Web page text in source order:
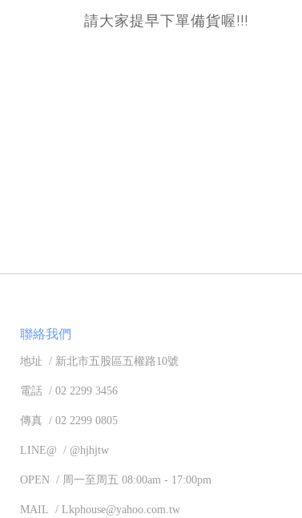
請大家提早下單備貨喔!!!
聯絡我們
地址 / 新北市五股區五權路10號
電話 / 02 2299 3456
傳真 / 02 2299 0805
LINE@ / @hjhjtw
OPEN / 周一至周五 08:00am - 17:00pm
MAIL / Lkphouse@yahoo.com.tw